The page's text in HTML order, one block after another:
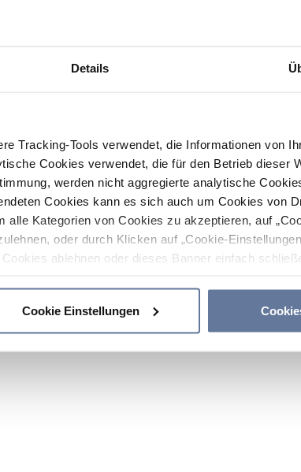
Details
Tracking-Tools verwendet, die Informationen von
Cookies verwendet, die für den Betrieb dieser
werden nicht aggregierte analytische
Cookies kann es sich auch um Cookies von
alle Kategorien von Cookies zu akzeptieren, auf
oder durch Klicken auf „Cookie-
ablehnen oder dieses Banner einfach
Cookie Einstellungen